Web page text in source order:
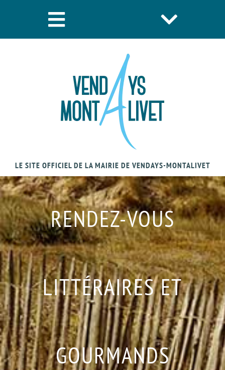
LE SITE OFFICIEL DE LA MAIRIE DE VENDAYS-MONTALIVET
RENDEZ-VOUS
LITTÉRAIRES ET
GOURMANDS